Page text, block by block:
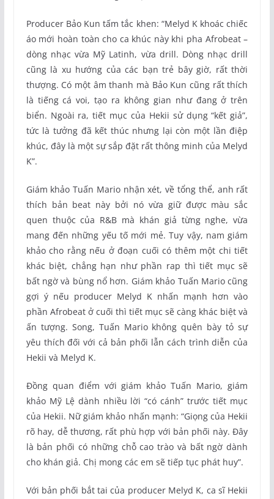
Producer Bảo Kun tấm tắc khen: “Melyd K khoác chiếc
áo mới hoàn toàn cho ca khúc này khi pha Afrobeat –
dòng nhạc vừa Mỹ Latinh, vừa drill. Dòng nhạc drill
cũng là xu hướng của các bạn trẻ bây giờ, rất thời
thượng. Có một âm thanh mà Bảo Kun cũng rất thích
là tiếng cá voi, tạo ra không gian như đang ở trên
biển. Ngoài ra, tiết mục của Hekii sử dụng “kết giả”,
tức là tưởng đã kết thúc nhưng lại còn một lần điệp
khúc, đây là một sự sắp đặt rất thông minh của Melyd
K”.
Giám khảo Tuấn Mario nhận xét, về tổng thể, anh rất
thích bản beat này bởi nó vừa giữ được màu sắc
quen thuộc của R&B mà khán giả từng nghe, vừa
mang đến những yếu tố mới mẻ. Tuy vậy, nam giám
khảo cho rằng nếu ở đoạn cuối có thêm một chi tiết
khác biệt, chẳng hạn như phần rap thì tiết mục sẽ
bất ngờ và bùng nổ hơn. Giám khảo Tuấn Mario cũng
gợi ý nếu producer Melyd K nhấn mạnh hơn vào
phần Afrobeat ở cuối thì tiết mục sẽ càng khác biệt và
ấn tượng. Song, Tuấn Mario không quên bày tỏ sự
yêu thích đối với cả bản phối lẫn cách trình diễn của
Hekii và Melyd K.
Đồng quan điểm với giám khảo Tuấn Mario, giám
khảo Mỹ Lệ dành nhiều lời “có cánh” trước tiết mục
của Hekii. Nữ giám khảo nhấn mạnh: “Giọng của Hekii
rõ hay, dễ thương, rất phù hợp với bản phối này. Đây
là bản phối có những chỗ cao trào và bất ngờ dành
cho khán giả. Chị mong các em sẽ tiếp tục phát huy”.
Với bản phối bắt tai của producer Melyd K, ca sĩ Hekii